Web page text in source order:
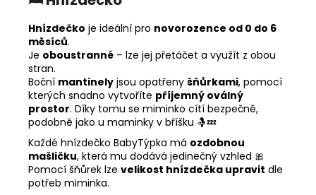
Hnízdečko je ideální pro novorozence od 0 do 6
měsíců.
Je oboustranné – lze jej přetáčet a využít z obou
stran.
Boční mantinely jsou opatřeny šňůrkami, pomocí
kterých snadno vytvoříte příjemný oválný
prostor. Díky tomu se miminko cítí bezpečně,
podobně jako u maminky v bříšku 🤱💤
Každé hnízdečko BabyTýpka má ozdobnou
mašličku, která mu dodává jedinečný vzhled 🎀
Pomocí šňůrek lze velikost hnízdečka upravit dle
potřeb miminka.